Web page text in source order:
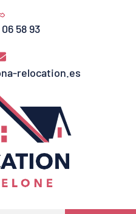
58 93
relocation.es